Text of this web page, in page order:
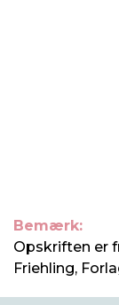
Bemærk:
Opskriften er
Friehling,